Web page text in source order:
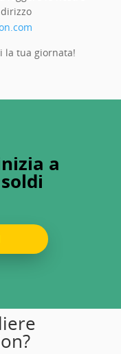
la tua giornata!
a